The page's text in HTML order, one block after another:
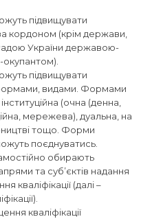
підвищувати
за кордоном (крім держави,
України державою-
підвищувати
формами, видами. Формами
(очна (денна,
мережева), дуальна, на
тощо. Форми
поєднуватись.
обирають
та суб’єктів надання
кваліфікації (далі –
кваліфікації